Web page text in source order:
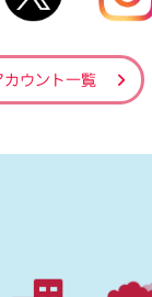
カウント一覧